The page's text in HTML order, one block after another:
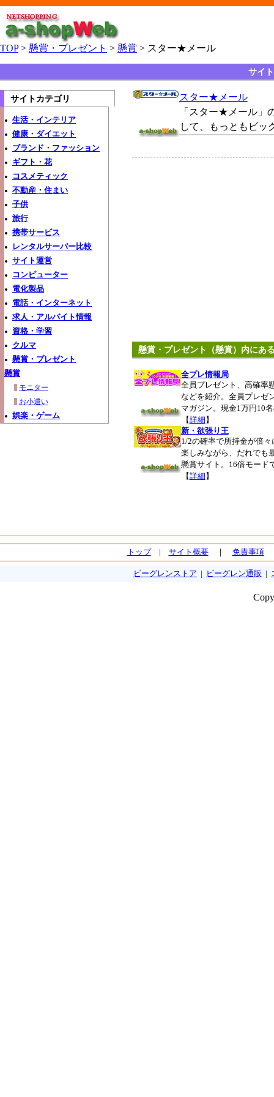
TOP> 懸賞・プレゼント > 懸賞 > スター★メール
サイ
サイトカテゴリ
生活・インテリア
健康・ダイエット
ブランド・ファッション
ギフト・花
コスメティック
不動産・住まい
子供
旅行
携帯サービス
レンタルサーバー比較
サイト運営
コンピューター
電化製品
電話・インターネット
求人・アルバイト情報
資格・学習
クルマ
懸賞・プレゼント
懸賞
モニター
お小遣い
娯楽・ゲーム
スター★メール
「スター★メール」
して、もっともビッ
懸賞・プレゼント（懸賞）内にあ
全プレ情報局
全員プレゼント、高確率
などを紹介。全員プレゼ
マガジン。現金1万円10
【詳細 】
新・欲張り王
1/2の確率で所持金が倍
楽しみながら、だれでも
懸賞サイト。16倍モード
【詳細 】
トップ| サイト概要｜ 免責事項
ビーグレンストア ビーグレン通販